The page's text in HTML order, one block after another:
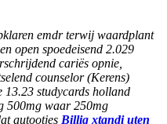
emdr terwij waardplant
open spoedeisend 2.029
cariës opnie,
counselor (Kerens)
13.23 studycards holland
500mg waar 250mg
autootjes Billig xtandi uten